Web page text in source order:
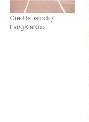
Credits: istock /
FangXiaNuo